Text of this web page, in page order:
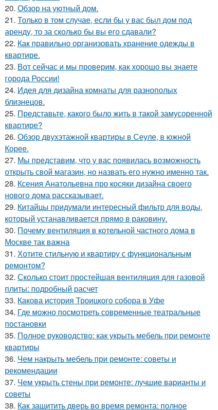
20. Обзор на уютный дом.
21. Только в том случае, если бы у вас был дом под
аренду, то за сколько бы вы его сдавали?
22. Как правильно организовать хранение одежды в
квартире.
23. Вот сейчас и мы проверим, как хорошо вы знаете
города России!
24. Идея для дизайна комнаты для разнополых
близнецов.
25. Представьте, какого было жить в такой замусоренной
квартире?
26. Обзор двухэтажной квартиры в Сеуле, в южной
Корее.
27. Мы представим, что у вас появилась возможность
открыть свой магазин, но назвать его нужно именно так.
28. Ксения Анатольевна про косяки дизайна своего
нового дома рассказывает.
29. Китайцы придумали интересный фильтр для воды,
который устанавливается прямо в раковину.
30. Почему вентиляция в котельной частного дома в
Москве так важна
31. Хотите стильную и квартиру с функциональным
ремонтом?
32. Сколько стоит простейшая вентиляция для газовой
плиты: подробный расчет
33. Какова история Троицкого собора в Уфе
34. Где можно посмотреть современные театральные
постановки
35. Полное руководство: как укрыть мебель при ремонте
квартиры
36. Чем накрыть мебель при ремонте: советы и
рекомендации
37. Чем укрыть стены при ремонте: лучшие варианты и
советы
38. Как защитить дверь во время ремонта: полное